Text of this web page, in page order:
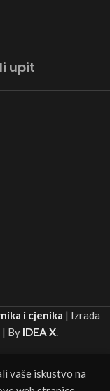
upit
i cjenika | Izrada
| By IDEA X.
vaše iskustvo na